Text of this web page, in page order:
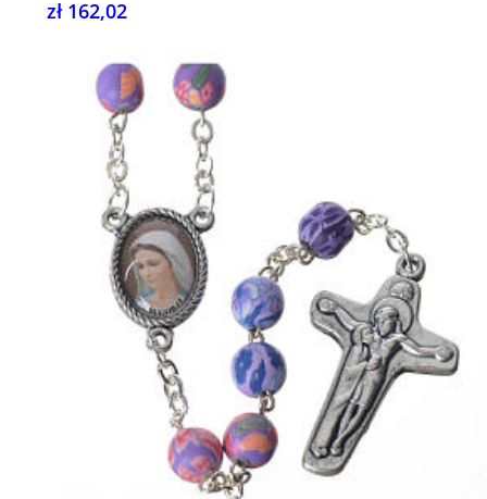
zł 162,02